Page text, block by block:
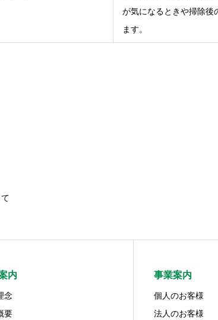
が気になるときや掃除後
ます。
内
念
要
事業案内
個人のお客様
法人のお客様